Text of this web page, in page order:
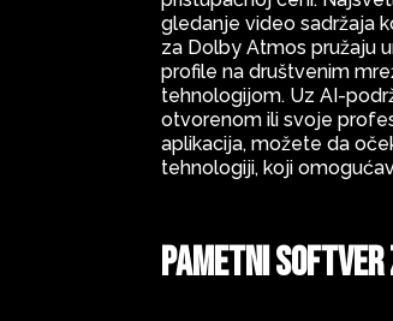
gledanje video sadržaja
za Dolby Atmos pružaju
profile na društvenim
tehnologijom. Uz AI-
otvorenom ili svoje
aplikacija, možete da
tehnologiji, koji
Pametni softver